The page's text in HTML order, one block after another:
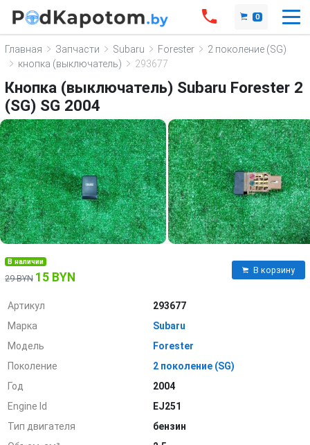
0
Главная Запчасти Subaru Forester
2 поколение (SG)
кнопка (выключатель)
293677
Кнопка (выключатель) Subaru Forester 2
(SG) SG 2004
В наличии
29 BYN 15 BYN
В корзину
Артикул
293677
Марка
Subaru
Модель
Forester
Поколение
2 поколение (SG)
Год
2004
Engine Id
EJ251
Тип двигателя
бензин